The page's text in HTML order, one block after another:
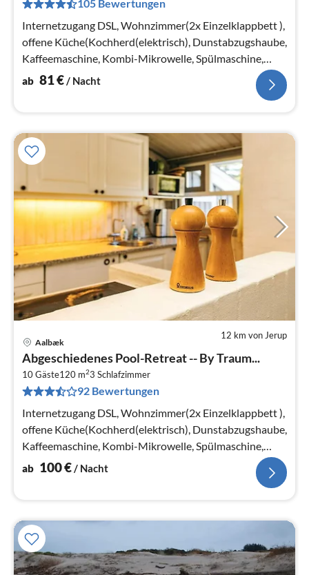
105 Bewertungen
Internetzugang DSL, Wohnzimmer(2x Einzelklappbett ),
offene Küche(Kochherd(elektrisch), Dunstabzugshaube,
Kaffeemaschine, Kombi-Mikrowelle, Spülmaschine,
Kühl-/Gefrierkombination, ...
ab 81€/ Nacht
12 km von Jerup
Aalbæk
Abgeschiedenes Pool-Retreat -- By Traum...
10 Gäste120 m23 Schlafzimmer
92 Bewertungen
Internetzugang DSL, Wohnzimmer(2x Einzelklappbett ),
offene Küche(Kochherd(elektrisch), Dunstabzugshaube,
Kaffeemaschine, Kombi-Mikrowelle, Spülmaschine,
Kühl-/Gefrierkombination, ...
ab 100€/ Nacht